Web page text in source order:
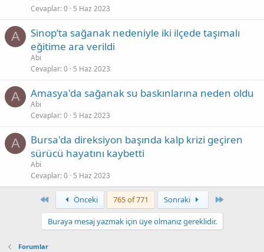
Cevaplar 0 5 Haz 2023
A
Sinop’ta sağanak nedeniyle iki ilçede taşımalı
eğitime ara verildi
Abi
Cevaplar 0 5 Haz 2023
A Amasya'da sağanak su baskınlarına neden oldu
Abi
Cevaplar 0 5 Haz 2023
A
Bursa'da direksiyon başında kalp krizi geçiren
sürücü hayatını kaybetti
Abi
Cevaplar 0 5 Haz 2023
Önceki 765 of 771 Sonraki
Buraya mesaj yazmak için üye olmanız gereklidir.
Forumlar